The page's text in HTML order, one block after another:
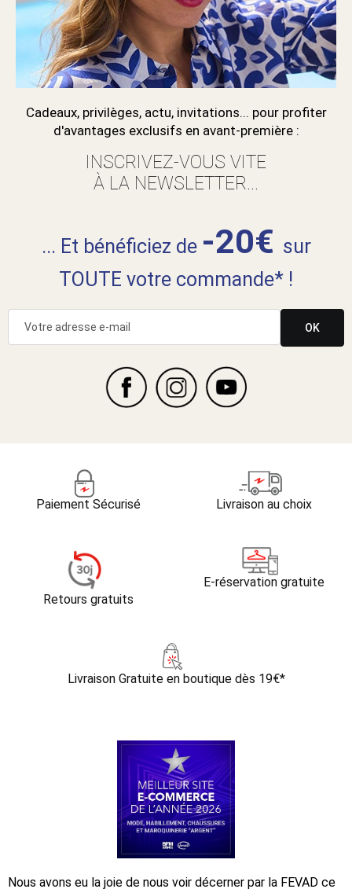
Cadeaux, privilèges, actu, invitations... pour profiter
d'avantages exclusifs en avant-première :
INSCRIVEZ-VOUS VITE
À LA NEWSLETTER...
... Et bénéficiez de -20€ sur
TOUTE votre commande* !
OK
Paiement Sécurisé Livraison au choix
Retours gratuits
E-réservation gratuite
Livraison Gratuite en boutique dès 19€*
Nous avons eu la joie de nous voir décerner par la FEVAD ce